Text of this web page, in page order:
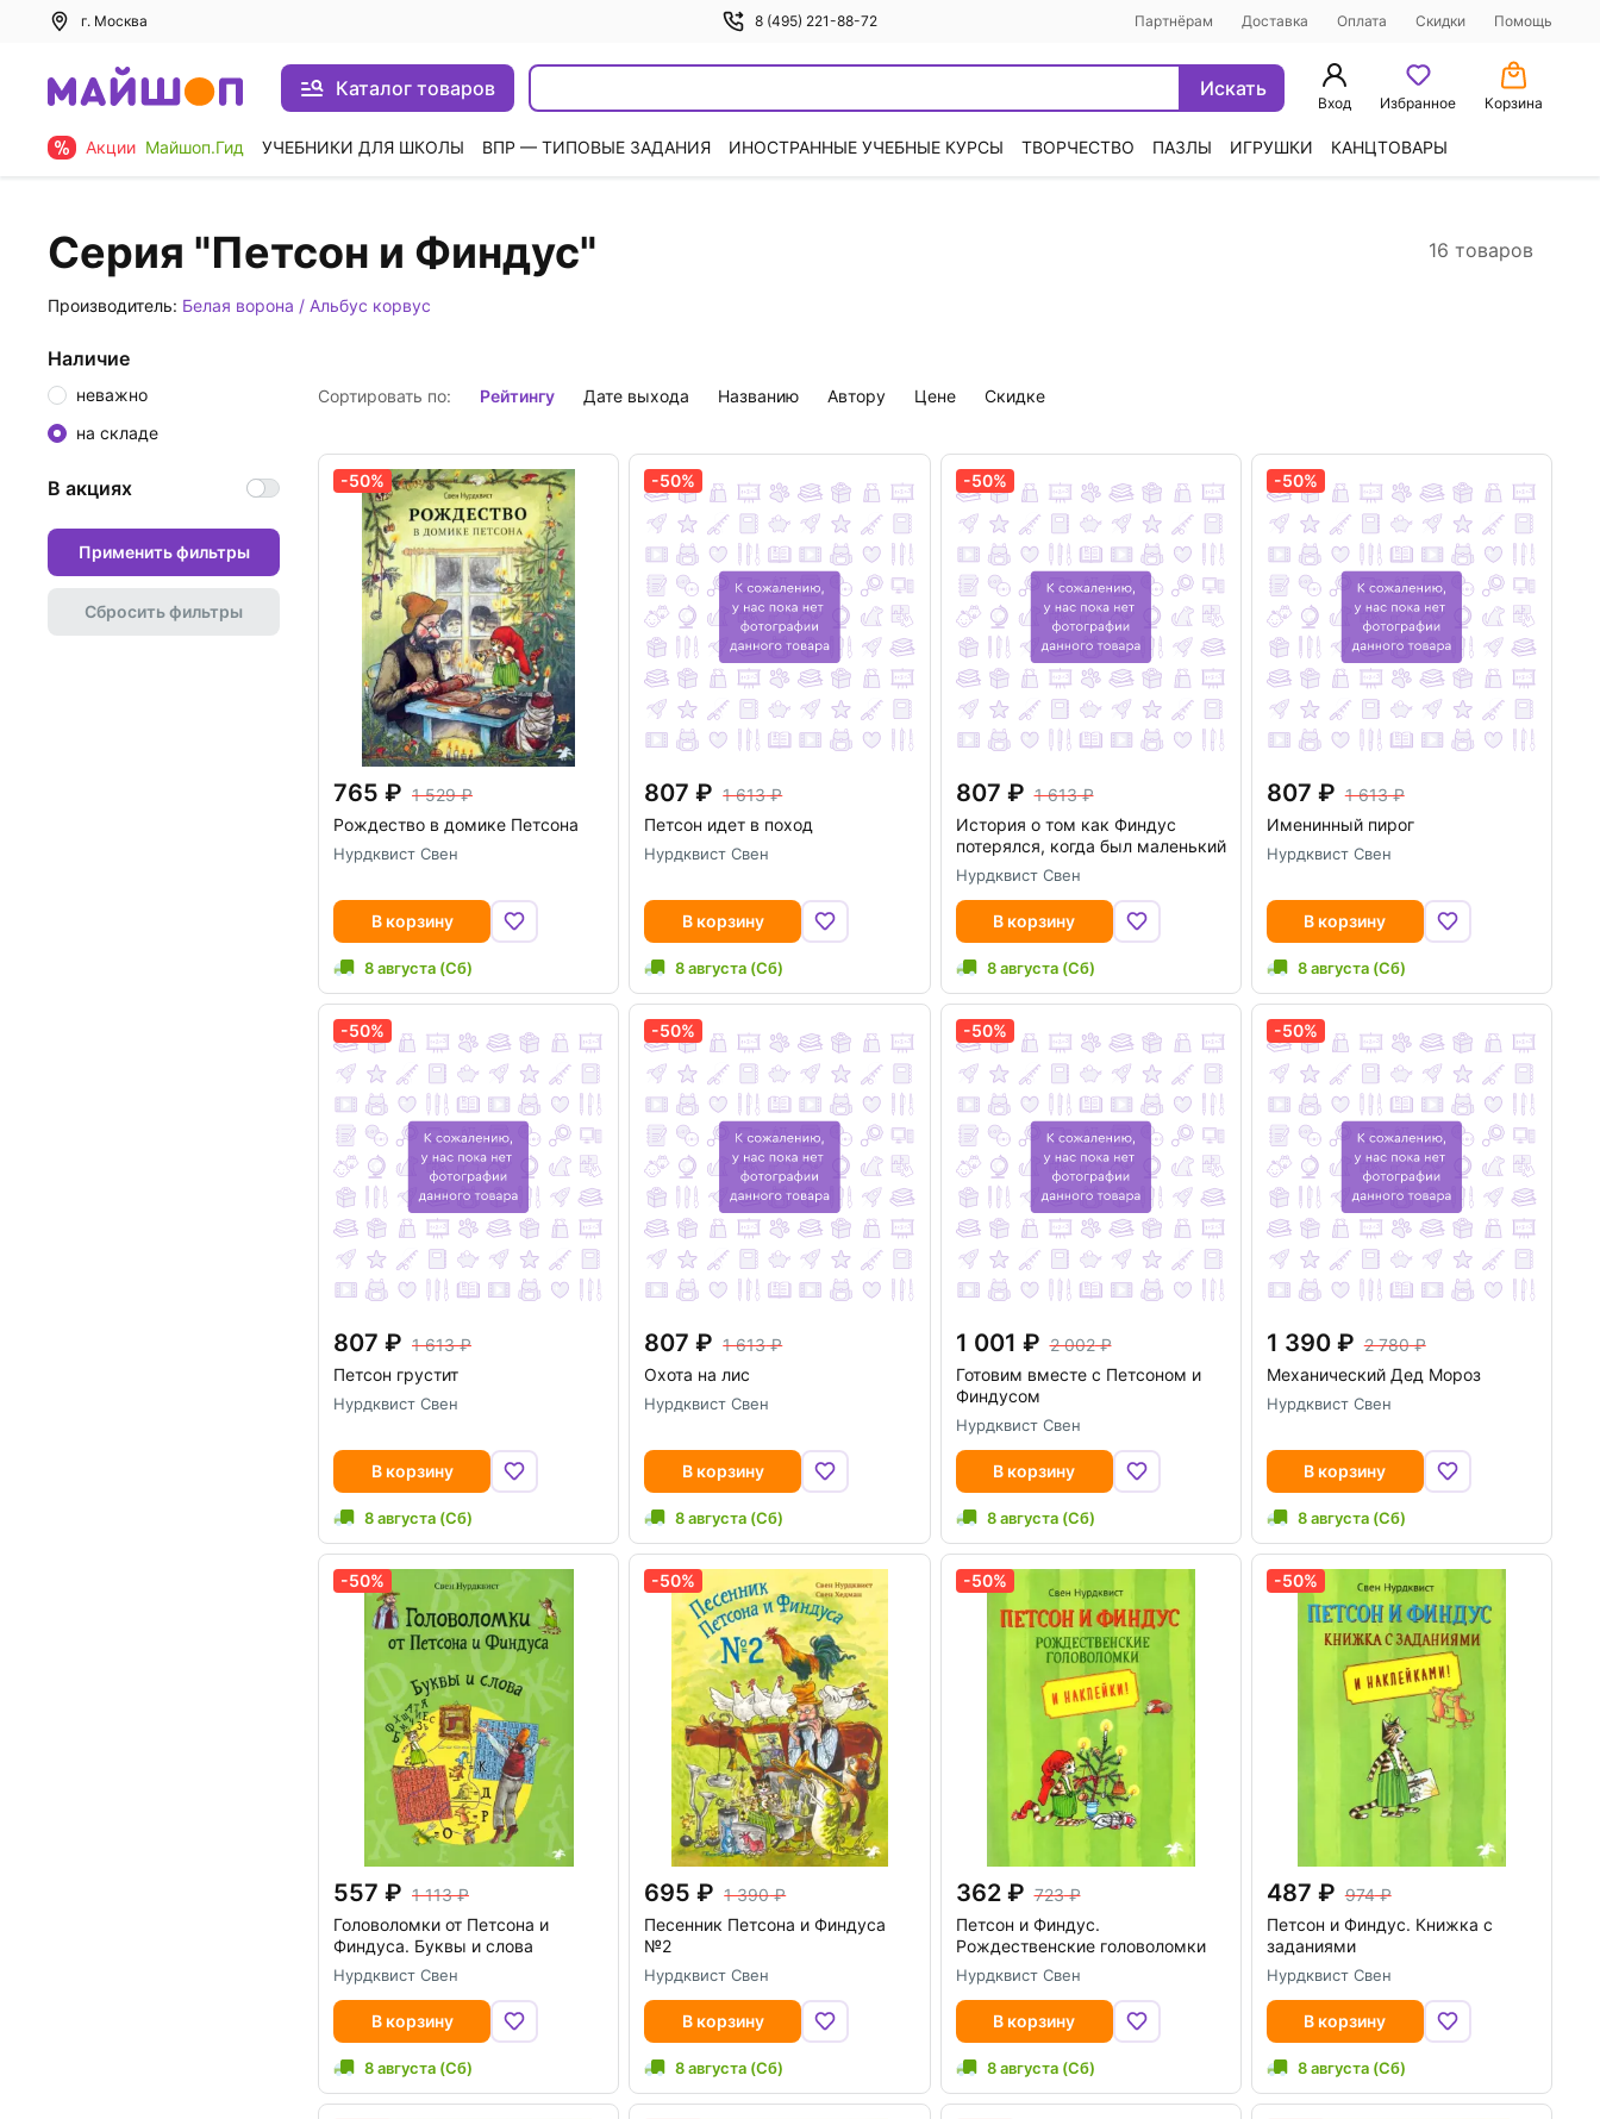
г. Москва 8 (495) 221-88-72 Партнёрам Доставка Оплата Скидки Помощь
Каталог товаров Искать
Вход Избранное Корзина
Акции Майшоп.Гид УЧЕБНИКИ ДЛЯ ШКОЛЫ ВПР — ТИПОВЫЕ ЗАДАНИЯ ИНОСТРАННЫЕ УЧЕБНЫЕ КУРСЫ ТВОРЧЕСТВО ПАЗЛЫ ИГРУШКИ КАНЦТОВАРЫ
Серия "Петсон и Финдус" 16 товаров
Производитель: Белая ворона / Альбус корвус
Сортировать по: рейтингу дате выхода названию автору цене скидке
-50%
765
1 529
Рождество в домике Петсона
Нурдквист Свен
В корзину
8 августа (Сб)
-50%
807
1 613
Петсон идет в поход
Нурдквист Свен
В корзину
8 августа (Сб)
-50%
807
1 613
История о том как Финдус
потерялся, когда был маленький
Нурдквист Свен
В корзину
8 августа (Сб)
-50%
807
1 613
Именинный пирог
Нурдквист Свен
В корзину
8 августа (Сб)
-50%
807
1 613
Петсон грустит
Нурдквист Свен
В корзину
8 августа (Сб)
-50%
807
1 613
Охота на лис
Нурдквист Свен
В корзину
8 августа (Сб)
-50%
1 001
2 002
Готовим вместе с Петсоном и
Финдусом
Нурдквист Свен
В корзину
8 августа (Сб)
-50%
1 390
2 780
Механический Дед Мороз
Нурдквист Свен
В корзину
8 августа (Сб)
-50%
557
1 113
Головоломки от Петсона и
Финдуса. Буквы и слова
Нурдквист Свен
В корзину
8 августа (Сб)
-50%
695
1 390
Песенник Петсона и Финдуса
№2
Нурдквист Свен
В корзину
8 августа (Сб)
-50%
362
723
Петсон и Финдус.
Рождественские головоломки
Нурдквист Свен
В корзину
8 августа (Сб)
-50%
487
974
Петсон и Финдус. Книжка с
заданиями
Нурдквист Свен
В корзину
8 августа (Сб)
Наличие
неважно
на складе
В акциях
Применить фильтры
Сбросить фильтры